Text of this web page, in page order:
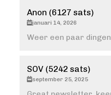
Anon (6127 sats)
januari 14, 2026
Weer een paar
SOV (5242 sats)
september 25, 2025